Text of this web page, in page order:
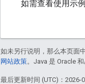
如需查看使用示
如未另行说明，那么本页面
网站政策。Java 是 Oracle
最后更新时间 (UTC)：2026-